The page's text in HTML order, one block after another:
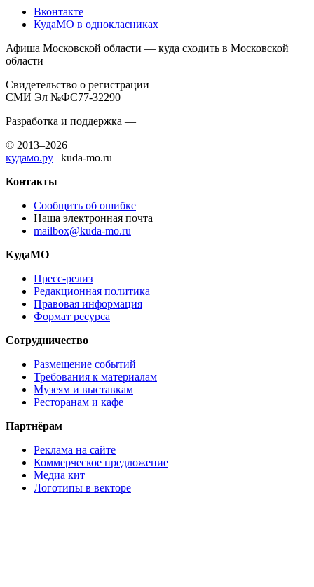
Вконтакте
КудаМО в однокласниках
Афиша Московской области — куда сходить в Московской
области
Свидетельство о регистрации
СМИ Эл №ФС77-32290
Разработка и поддержка —
© 2013–2026
кудамо.ру | kuda-mo.ru
Контакты
Сообщить об ошибке
Наша электронная почта
mailbox@kuda-mo.ru
КудаМО
Пресс-релиз
Редакционная политика
Правовая информация
Формат ресурса
Сотрудничество
Размещение событий
Требования к материалам
Музеям и выставкам
Ресторанам и кафе
Партнёрам
Реклама на сайте
Коммерческое предложение
Медиа кит
Логотипы в векторе